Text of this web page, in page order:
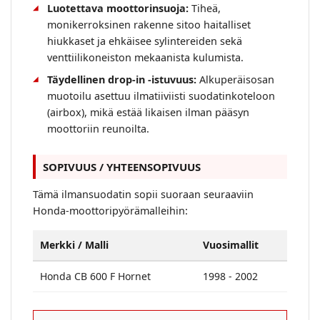
Luotettava moottorinsuoja: Tiheä,
monikerroksinen rakenne sitoo haitalliset
hiukkaset ja ehkäisee sylintereiden sekä
venttiilikoneiston mekaanista kulumista.
Täydellinen drop-in -istuvuus: Alkuperäisosan
muotoilu asettuu ilmatiiviisti suodatinkoteloon
(airbox), mikä estää likaisen ilman pääsyn
moottoriin reunoilta.
SOPIVUUS / YHTEENSOPIVUUS
Tämä ilmansuodatin sopii suoraan seuraaviin
Honda-moottoripyörämalleihin:
Merkki / Malli Vuosimallit
Honda CB 600 F Hornet 1998 - 2002